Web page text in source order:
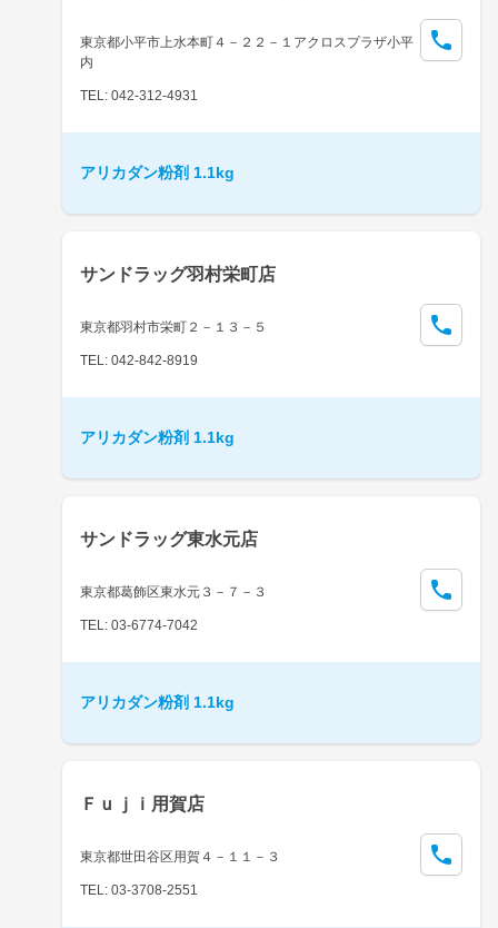
東京都小平市上水本町４－２２－１アクロスプラザ小平
内
TEL: 042-312-4931
アリカダン粉剤 1.1kg
サンドラッグ羽村栄町店
東京都羽村市栄町２－１３－５
TEL: 042-842-8919
アリカダン粉剤 1.1kg
サンドラッグ東水元店
東京都葛飾区東水元３－７－３
TEL: 03-6774-7042
アリカダン粉剤 1.1kg
Ｆｕｊｉ用賀店
東京都世田谷区用賀４－１１－３
TEL: 03-3708-2551